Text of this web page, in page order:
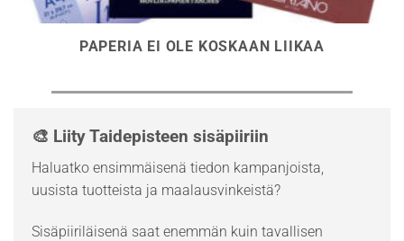
PAPERIA EI OLE KOSKAAN LIIKAA
🎨 Liity Taidepisteen sisäpiiriin
Haluatko ensimmäisenä tiedon kampanjoista,
uusista tuotteista ja maalausvinkeistä?
Sisäpiiriläisenä saat enemmän kuin tavallisen